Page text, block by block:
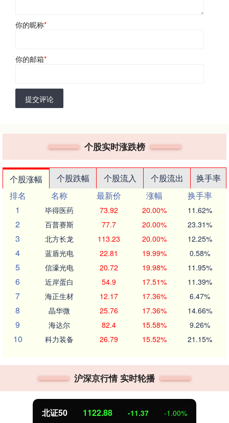
你的昵称*
你的邮箱*
提交评论
个股实时涨跌榜
个股涨幅 个股跌幅 个股流入 个股流出
换手率
排名
名称 最新价 涨幅
换手率
1
毕得医药 73.92 20.00% 11.62%
2 百普赛斯 77.7 20.00% 23.31%
3 北方长龙 113.23 20.00% 12.25%
4 蓝盾光电 22.81 19.99% 0.58%
5 信濠光电 20.72 19.98% 11.95%
6 近岸蛋白 54.9 17.51% 11.39%
7 海正生材 12.17 17.36% 6.47%
8 晶华微 25.76 17.36% 14.66%
9 海达尔 82.4 15.58% 9.26%
10 科力装备 26.79 15.52% 21.15%
沪深京行情 实时轮播
北证50 1122.88 -11.37 -1.00%